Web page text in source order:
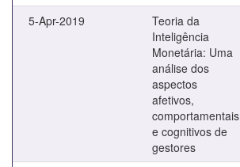
5-Apr-2019
Teoria da
Inteligência
Monetária: Uma
análise dos
aspectos
afetivos,
comportamentais
e cognitivos de
gestores